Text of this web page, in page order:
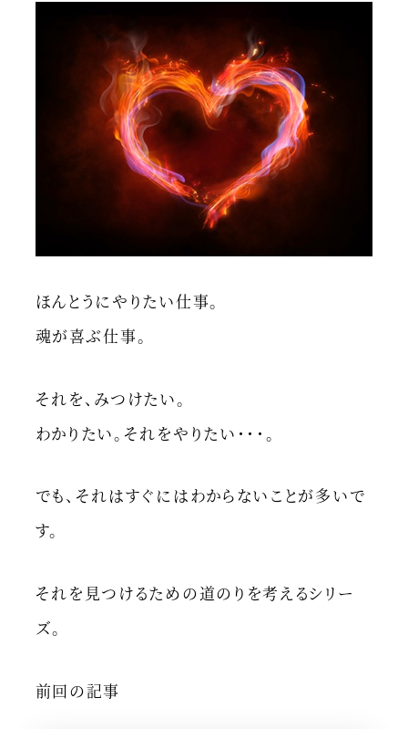
ほんとうにやりたい仕事。
魂が喜ぶ仕事。
それを、みつけたい。
わかりたい。それをやりたい・・・。
でも、それはすぐにはわからないことが多いで
す。
それを見つけるための道のりを考えるシリー
ズ。
前回の記事